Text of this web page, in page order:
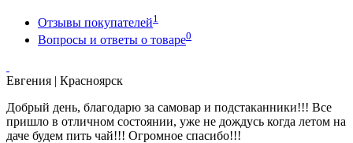
Отзывы покупателей1
Вопросы и ответы о товаре0
Евгения | Красноярск
Добрый день, благодарю за самовар и подстаканники!!! Все
пришло в отличном состоянии, уже не дождусь когда летом на
даче будем пить чай!!! Огромное спасибо!!!